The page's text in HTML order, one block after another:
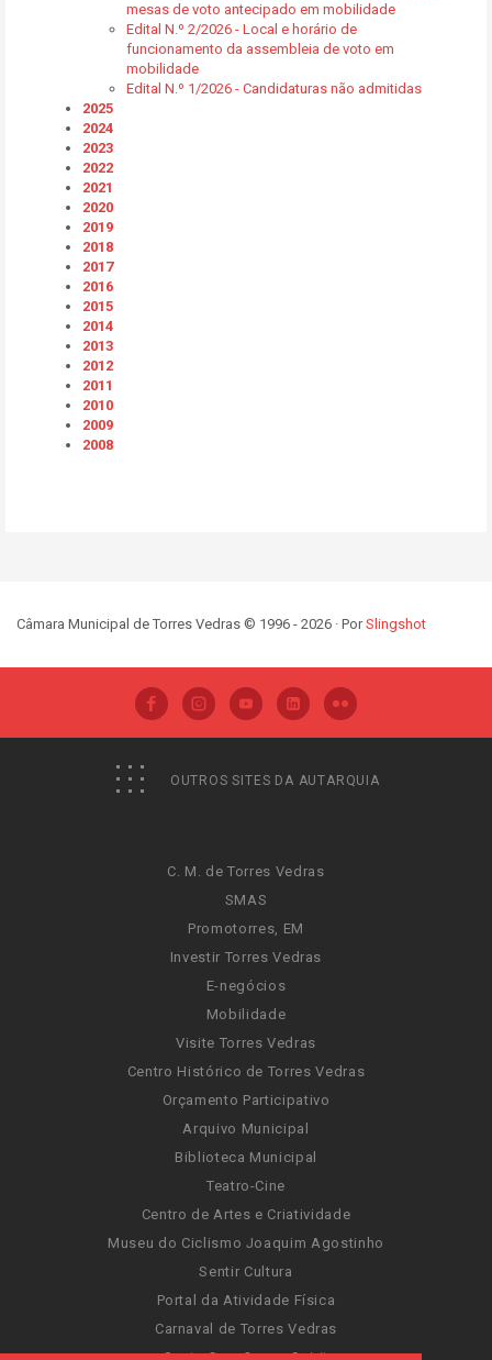
mesas de voto antecipado em mobilidade
Edital N.º 2/2026 - Local e horário de
funcionamento da assembleia de voto em
mobilidade
Edital N.º 1/2026 - Candidaturas não admitidas
2025
2024
2023
2022
2021
2020
2019
2018
2017
2016
2015
2014
2013
2012
2011
2010
2009
2008
Câmara Municipal de Torres Vedras © 1996 - 2026 · PorSlingshot
OUTROS SITES DA AUTARQUIA
C. M. de Torres Vedras
SMAS
Promotorres, EM
Investir Torres Vedras
E-negócios
Mobilidade
Visite Torres Vedras
Centro Histórico de Torres Vedras
Orçamento Participativo
Arquivo Municipal
Biblioteca Municipal
Teatro-Cine
Centro de Artes e Criatividade
Museu do Ciclismo Joaquim Agostinho
Sentir Cultura
Portal da Atividade Física
Carnaval de Torres Vedras